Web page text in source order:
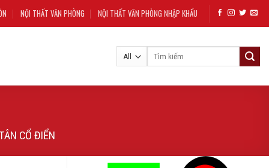
NỘI THẤT VĂN PHÒNG NỘI THẤT VĂN PHÒNG NHẬP KHẨU
CỔ ĐIỂN